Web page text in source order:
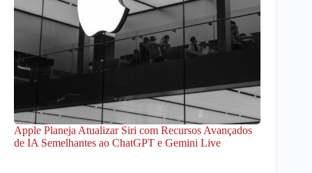
Apple Planeja Atualizar Siri com Recursos Avançados
de IA Semelhantes ao ChatGPT e Gemini Live